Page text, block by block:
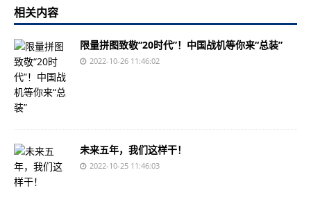
相关内容
限量拼图致敬“20时代”！中国战机等你来“总装”
2022-10-26 11:46:02
未来五年，我们这样干！
2022-10-25 11:46:03